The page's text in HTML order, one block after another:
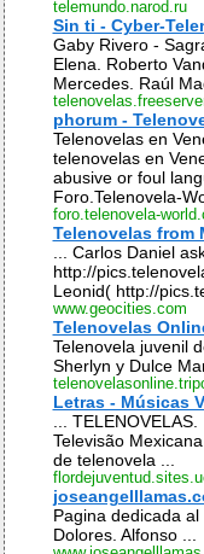
telemundo.narod.ru
Sin ti - Cyber-
Gaby Rivero -
Elena. Roberto
Mercedes. Raúl
phorum -
Telenovelas en
telenovelas en
abusive or foul
Foro.Telenovela-
foro.telenovela-
Telenovelas from
... Carlos Daniel
http://
Leonid( http://
www.geocities.com
Telenovelas
Telenovela juvenil
Sherlyn y Dulce
Letras - Músicas
...
Televisão
de telenovela ...
Pagina dedicada
Dolores. Alfonso ...